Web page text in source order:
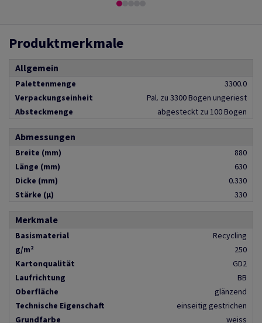
Produktmerkmale
Allgemein
Palettenmenge
3300.0
Verpackungseinheit
Pal. zu 3300 Bogen ungeriest
Absteckmenge
abgesteckt zu 100 Bogen
Abmessungen
Breite (mm)
880
Länge (mm)
630
Dicke (mm)
0.330
Stärke (µ)
330
Merkmale
Basismaterial
Recycling
g/m²
250
Kartonqualität
GD2
Laufrichtung
BB
Oberfläche
glänzend
Technische Eigenschaft
einseitig gestrichen
Grundfarbe
weiss